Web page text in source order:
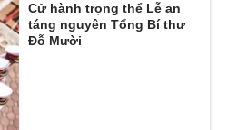
hình Việt Nam
Cử hành trọng thể Lễ an
táng nguyên Tổng Bí thư
Đỗ Mười